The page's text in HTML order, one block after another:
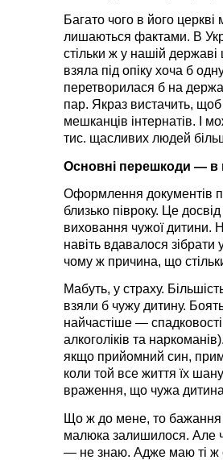
Багато чого в його
лишаються фактами. В
стільки ж у нашій
взяла під опіку хоча б
перетворилася б на
пар. Якраз вистачить, щоб
мешканців інтернатів. І
тис. щасливих людей
Основні перешкоди — в
Оформлення документів
близько півроку. Це
виховання чужої дитини.
навіть вдавалося зібрати
чому ж причина, що
Мабуть, у страху.
взяли б чужу дитину.
найчастіше — спадковості
алкоголіків та
якщо прийомний син,
коли той все життя їх
враження, що чужа
Що ж до мене, то
малюка залишилося. Але
— не знаю. Адже маю ті ж